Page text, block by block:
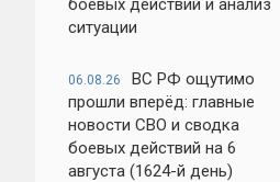
боевых действий и анализ
ситуации
06.08.26
ВС РФ ощутимо
прошли вперёд: главные
новости СВО и сводка
боевых действий на 6
августа (1624-й день)